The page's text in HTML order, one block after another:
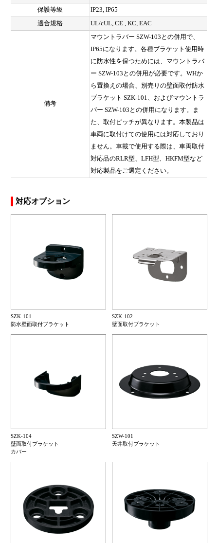
保護等級
IP23, IP65
適合規格
UL/cUL, CE , KC, EAC
備考
マウントラバー SZW-103との併用で、
IP65になります。各種ブラケット使用時
に防水性を保つためには、マウントラバ
ー SZW-103との併用が必要です。WHか
ら置換えの場合、別売りの壁面取付防水
ブラケット SZK-101、およびマウントラ
バー SZW-103との併用になります。ま
た、取付ピッチが異なります。本製品は
車両に取付けての使用には対応しており
ません。車載で使用する際は、車両取付
対応品のRLR型、LFH型、HKFM型など
対応製品をご選定ください。
対応オプション
SZK-101
防水壁面取付ブラケット
SZK-102
壁面取付ブラケット
SZK-104
壁面取付ブラケット
カバー
SZW-101
天井取付ブラケット